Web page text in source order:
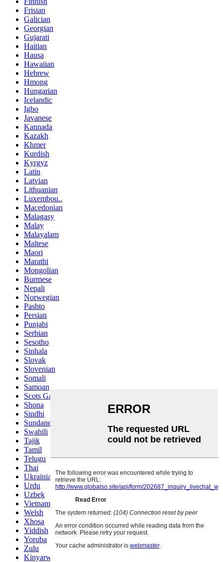
Frisian
Galician
Georgian
Gujarati
Haitian
Hausa
Hawaiian
Hebrew
Hmong
Hungarian
Icelandic
Igbo
Javanese
Kannada
Kazakh
Khmer
Kurdish
Kyrgyz
Latin
Latvian
Lithuanian
Luxembou..
Macedonian
Malagasy
Malay
Malayalam
Maltese
Maori
Marathi
Mongolian
Burmese
Nepali
Norwegian
Pashto
Persian
Punjabi
Serbian
Sesotho
Sinhala
Slovak
Slovenian
Somali
Samoan
Scots Gaelic
Shona
Sindhi
Sundanese
Swahili
Tajik
Tamil
Telugu
Thai
Ukrainian
Urdu
Uzbek
Vietnamese
Welsh
Xhosa
Yiddish
Yoruba
Zulu
Kinyarwanda